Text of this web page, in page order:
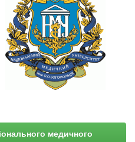
медичного